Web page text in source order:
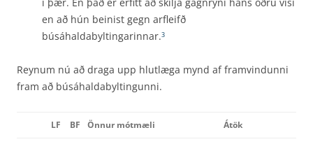
en að hún beinist gegn arfleifð
búsáhaldabyltingarinnar.3
Reynum nú að draga upp hlutlæga mynd af framvindunni
fram að búsáhaldabyltingunni.
LF BF Önnur mótmæli Átök